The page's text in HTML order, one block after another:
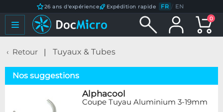
26 ans d'expérience Expédition rapide FR / EN
0
Retour Tuyaux & Tubes
Nos suggestions
Alphacool
Coupe Tuyau Aluminium 3-19mm